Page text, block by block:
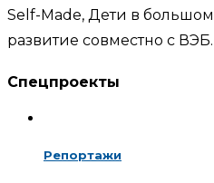
Self-Made, Дети в
развитие совместно с
Спецпроекты
Репортажи